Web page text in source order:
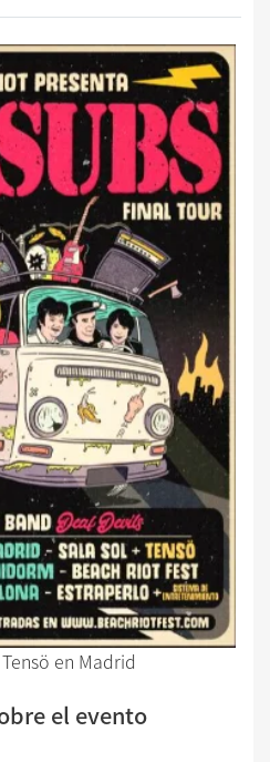
en Madrid
el evento